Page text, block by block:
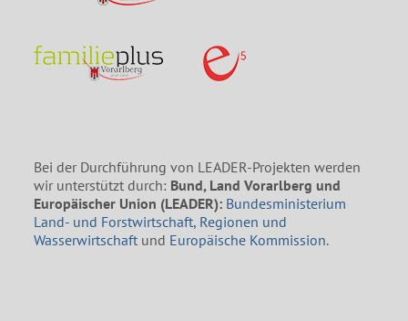
Bei der Durchführung von LEADER-Projekten werden
wir unterstützt durch: Bund, Land Vorarlberg und
Europäischer Union (LEADER): Bundesministerium
Land- und Forstwirtschaft, Regionen und
Wasserwirtschaft und Europäische Kommission.